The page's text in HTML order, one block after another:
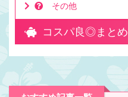
その他
コスパ良◎まとめ